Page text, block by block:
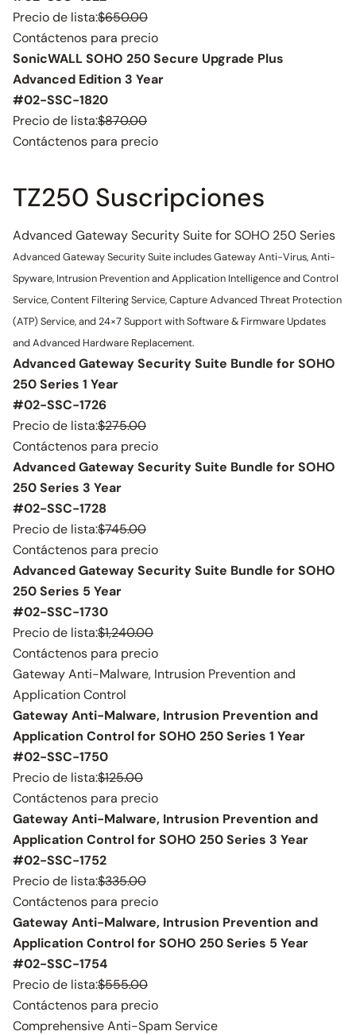
Precio de lista:$650.00
Contáctenos para precio
SonicWALL SOHO 250 Secure Upgrade Plus
Advanced Edition 3 Year
#02-SSC-1820
Precio de lista:$870.00
Contáctenos para precio
TZ250 Suscripciones
Advanced Gateway Security Suite for SOHO 250 Series
Advanced Gateway Security Suite includes Gateway Anti-Virus, Anti-
Spyware, Intrusion Prevention and Application Intelligence and Control
Service, Content Filtering Service, Capture Advanced Threat Protection
(ATP) Service, and 24×7 Support with Software & Firmware Updates
and Advanced Hardware Replacement.
Advanced Gateway Security Suite Bundle for SOHO
250 Series 1 Year
#02-SSC-1726
Precio de lista:$275.00
Contáctenos para precio
Advanced Gateway Security Suite Bundle for SOHO
250 Series 3 Year
#02-SSC-1728
Precio de lista:$745.00
Contáctenos para precio
Advanced Gateway Security Suite Bundle for SOHO
250 Series 5 Year
#02-SSC-1730
Precio de lista:$1,240.00
Contáctenos para precio
Gateway Anti-Malware, Intrusion Prevention and
Application Control
Gateway Anti-Malware, Intrusion Prevention and
Application Control for SOHO 250 Series 1 Year
#02-SSC-1750
Precio de lista:$125.00
Contáctenos para precio
Gateway Anti-Malware, Intrusion Prevention and
Application Control for SOHO 250 Series 3 Year
#02-SSC-1752
Precio de lista:$335.00
Contáctenos para precio
Gateway Anti-Malware, Intrusion Prevention and
Application Control for SOHO 250 Series 5 Year
#02-SSC-1754
Precio de lista:$555.00
Contáctenos para precio
Comprehensive Anti-Spam Service